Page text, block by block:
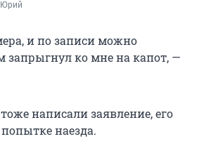
Юрий
и по записи можно
запрыгнул ко мне на капот, —
написали заявление, его
наезда.